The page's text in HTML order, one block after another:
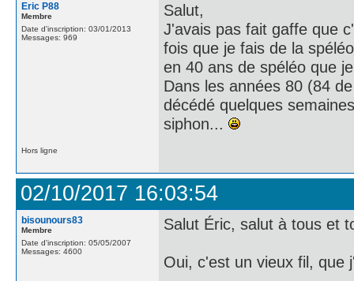
Eric P88
Membre
Date d'inscription: 03/01/2013
Messages: 969
Salut,
J'avais pas fait gaffe que
fois que je fais de la
en 40 ans de spéléo que
Dans les années 80 (84
décédé quelques
siphon...
Hors ligne
02/10/2017 16:03:54
bisounours83
Membre
Date d'inscription: 05/05/2007
Messages: 4600
Salut Éric, salut à tous et
Oui, c'est un vieux fil, que